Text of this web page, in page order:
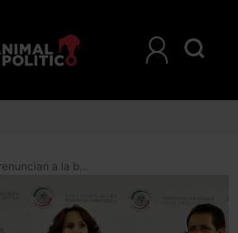
12 senadores del PRD renuncian a la bancada tras ratificación de Padierna como coordinadora